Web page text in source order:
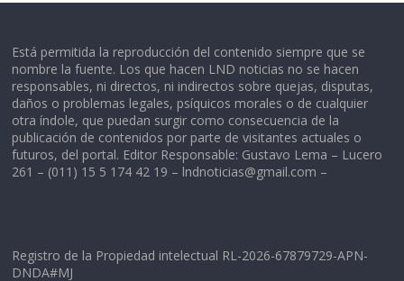
Está permitida la reproducción del contenido siempre que se
nombre la fuente. Los que hacen LND noticias no se hacen
responsables, ni directos, ni indirectos sobre quejas, disputas,
daños o problemas legales, psíquicos morales o de cualquier
otra índole, que puedan surgir como consecuencia de la
publicación de contenidos por parte de visitantes actuales o
futuros, del portal. Editor Responsable: Gustavo Lema – Lucero
261 – (011) 15 5 174 42 19 – lndnoticias@gmail.com –
Registro de la Propiedad intelectual RL-2026-67879729-APN-
DNDA#MJ